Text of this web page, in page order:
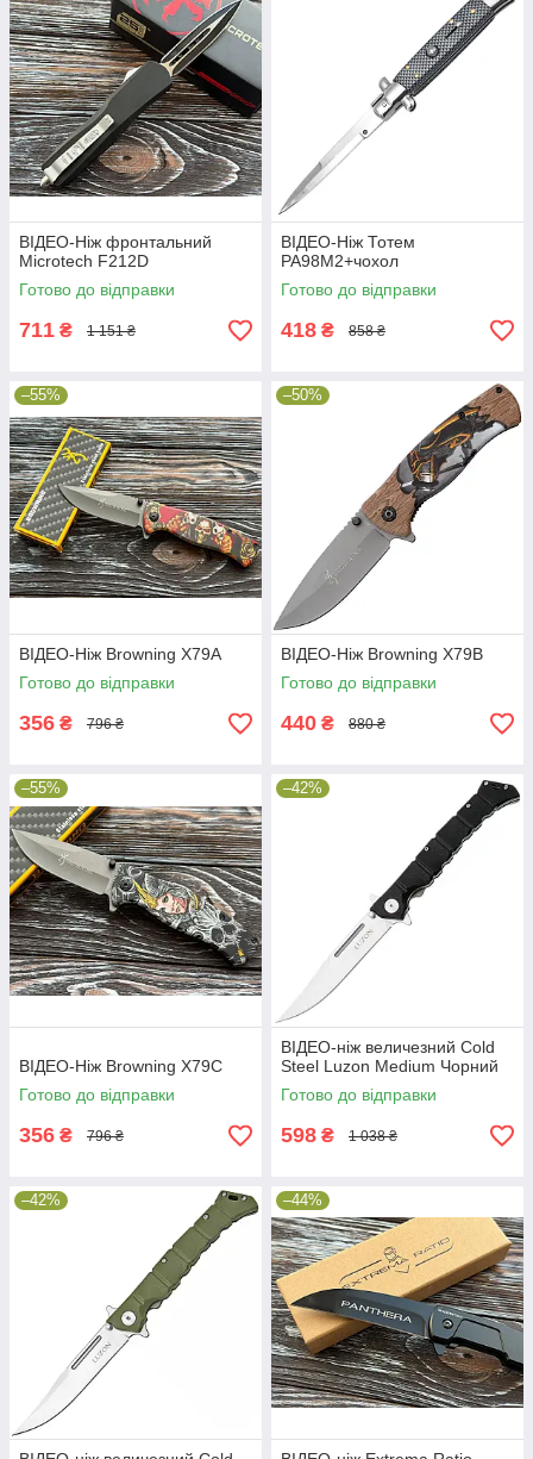
ВІДЕО-Ніж фронтальний
Microtech F212D
Готово до відправки
711 ₴ 1 151 ₴
ВІДЕО-Ніж Тотем
PA98M2+чохол
Готово до відправки
418 ₴ 858 ₴
–55%
ВІДЕО-Ніж Browning X79A
Готово до відправки
356 ₴ 796 ₴
–50%
ВІДЕО-Ніж Browning X79B
Готово до відправки
440 ₴ 880 ₴
–55%
ВІДЕО-Ніж Browning X79C
Готово до відправки
356 ₴ 796 ₴
–42%
ВІДЕО-ніж величезний Cold
Steel Luzon Medium Чорний
Готово до відправки
598 ₴ 1 038 ₴
–42% –44%